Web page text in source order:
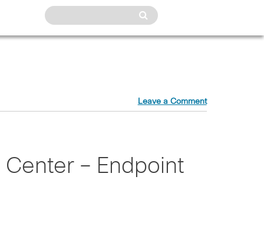
Leave a Comment
– Endpoint